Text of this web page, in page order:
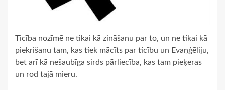
Ticība nozīmē ne tikai kā zināšanu par to, un ne tikai kā
piekrišanu tam, kas tiek mācīts par ticību un Evaņģēliju,
bet arī kā nešaubīga sirds pārliecība, kas tam pieķeras
un rod tajā mieru.